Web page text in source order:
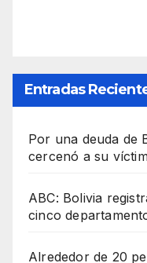
Entradas
Por una deuda de
cercenó a su
ABC: Bolivia
cinco
Alrededor de 20